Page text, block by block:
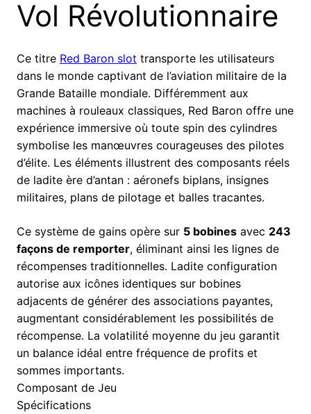
Vol Révolutionnaire
Ce titre Red Baron slot transporte les utilisateurs
dans le monde captivant de l’aviation militaire de la
Grande Bataille mondiale. Différemment aux
machines à rouleaux classiques, Red Baron offre une
expérience immersive où toute spin des cylindres
symbolise les manœuvres courageuses des pilotes
d’élite. Les éléments illustrent des composants réels
de ladite ère d’antan : aéronefs biplans, insignes
militaires, plans de pilotage et balles tracantes.
Ce système de gains opère sur 5 bobines avec 243
façons de remporter, éliminant ainsi les lignes de
récompenses traditionnelles. Ladite configuration
autorise aux icônes identiques sur bobines
adjacents de générer des associations payantes,
augmentant considérablement les possibilités de
récompense. La volatilité moyenne du jeu garantit
un balance idéal entre fréquence de profits et
sommes importants.
Composant de Jeu
Spécifications